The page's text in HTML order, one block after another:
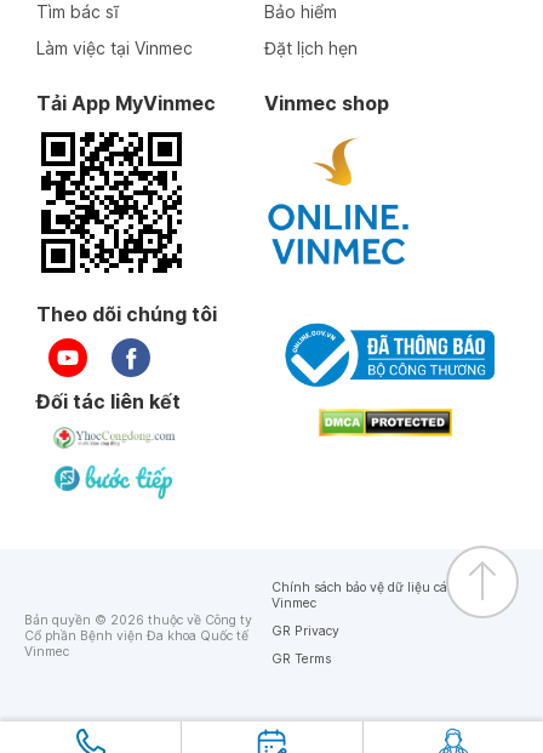
Tìm bác sĩ
Làm việc tại Vinmec
Bảo hiểm
Đặt lịch hẹn
Tải App MyVinmec Vinmec shop
Theo dõi chúng tôi
Đối tác liên kết
Bản quyền © 2026 thuộc về Công ty
Cổ phần Bệnh viện Đa khoa Quốc tế
Vinmec
Chính sách bảo vệ dữ liệu cá nhân của
Vinmec
GR Privacy
GR Terms